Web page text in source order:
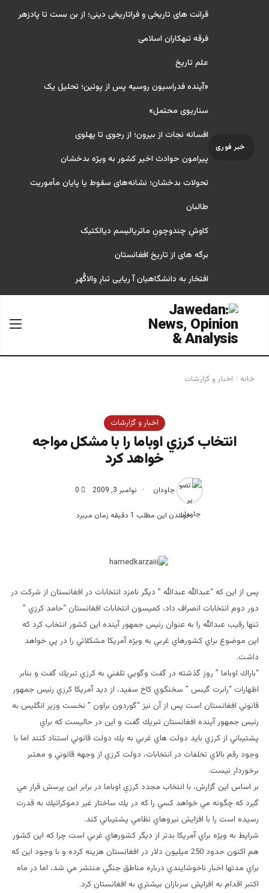
خبر فوری
قرائت های تاریخی و فراتاریخی دینی؛ از بن بست تا پادزهر
فرقه تبهکاران اسلامی
علم تاریخ
«آینده فدراسیون روسیه پس از پوتین؛ تحلیل یک
سناریوی محتمل»
افسانه نجات از بیرون؛ از رجوی تا پهلوی
پیرامون حوادث اخیر کشور به ویژه بدخشان
تحولات بدخشان؛ نشانه‌های سقوط یا پایان مأموریت
طالبان
کاوشِ چندو‌چونِ ماتریالیسم دیالکتیک
برگه های از تاریخ افغانستان
افتخار به دانشگاهیان آ ریایی تبارِ والاگُهر
جستجو برای
خانه / اخبار و گزارشات
اخبار و گزارشات
انتخاب كرزي اوباما را با مشكل مواجه
خواهد كرد
جاودان نوامبر 3, 2009 0
خواندن این مطلب 1 دقیقه زمان میبرد
پس از اين كه “عبدالله عبدالله ” ديگر نامزد انتخابات در افغانستان از شركت در
دور دوم انتخابات انصراف داد، كميسون انتخابات افغانستان “حامد كرزي ”
تنها رقيب عبدالله را به عنوان رئيس جمهور آينده اين كشور انتخاب كرد كه
اين موضوع براي كشورهاي غربي به ويژه آمريكا مشكلاتي را در پي خواهد
داشت.
“باراك اوباما ” روز گذشته در گفت وگويي تلفني به كرزي تبريك گفت و بنابر
اظهارات “رابرت گيبس ” سخنگوي كاخ سفيد، از ديد آمريكا كرزي رئيس جمهور
قانوني افغانستان است پس از آن نيز “گوردون براون ” نخست وزير انگليس به
رئيس جمهور آينده افغانستان تبريك گفت و اين در حاليست كه براي
پشتيباني از كرزي بايد دولت هاي غربي به يك دولت قانوني استناد كنند اما با
وجود رقم بالاي تخلفات در انتخابات، دولت كرزي از وجهه قانوني و معتبر
برخوردار نيست.
بر اساس اين گزارش، با انتخاب مجدد كرزي اوباما در برابر اين پرسش قرار مي
گيرد كه چگونه مي خواهد كسي را كه در يك ساختار غير دموكراتيك به قدرت
رسيده است را با افزايش نيروهاي نظامي پشتيباني كند.
شرايط به ويژه براي آمريكا بدتر از ديگر كشورهاي غربي است چرا كه اين كشور
هم اكنون حدود 250 ميليون دلار در افغانستان هزينه كرده و با وجود اين كه
براي مدتها اخبار ناخوشايندي درباره مناطق جنگي منتشر مي شد، اما در ماه
اكتبر اقدام به افزايش سربازان بيشتري به افغانستان كرد.